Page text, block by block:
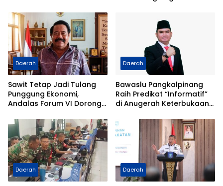
Daerah
Sawit Tetap Jadi Tulang
Punggung Ekonomi,
Andalas Forum VI Dorong
Daerah
Bawaslu Pangkalpinang
Raih Predikat “Informatif”
di Anugerah Keterbukaan
Daerah Daerah